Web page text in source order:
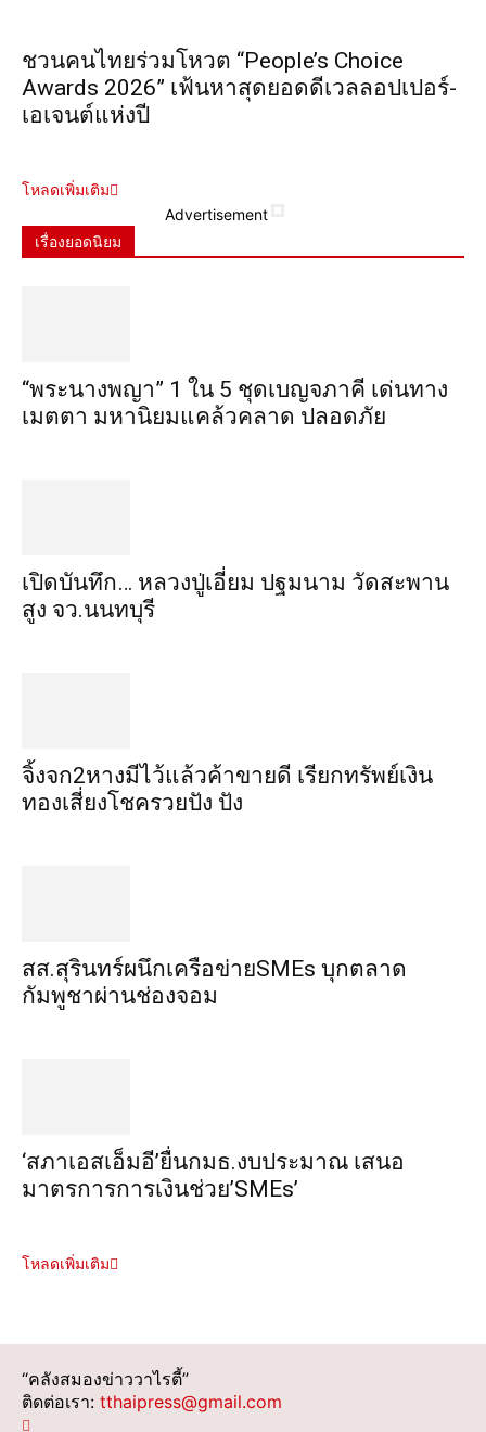
ชวนคนไทยร่วมโหวต “People’s Choice
Awards 2026” เฟ้นหาสุดยอดดีเวลลอปเปอร์-
เอเจนต์แห่งปี
โหลดเพิ่มเติม
Advertisement
เรื่องยอดนิยม
“พระ​นาง​พญา” 1 ใน 5​ ชุดเบญจ​ภาคี​ เด่นทาง
เมตตา​ มหา​นิยม​แคล้วคลาด​ ปลอดภัย​
เปิดบันทึก… หลวงปู่เอี่ยม ​ปฐม​นาม​ วัดสะพาน
สูง​ จว.นนทบุรี
จิ้งจก​2​หาง​มีไว้แล้ว​ค้าขาย​ดี​ เรียก​ทรัพย์เงิน
ทอง​เสี่ยงโชค​รวยปัง​ ปัง​
สส.สุรินทร์ผนึกเครือข่ายSMEs บุกตลาด
กัมพูชาผ่านช่องจอม
‘สภาเอสเอ็มอี’ยื่นกมธ.งบประมาณ เสนอ
มาตรการการเงินช่วย’SMEs’
โหลดเพิ่มเติม
“คลังสมองข่าววาไรตี้”
ติดต่อเรา: tthaipress@gmail.com